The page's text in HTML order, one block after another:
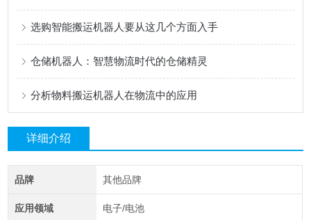
选购智能搬运机器人要从这几个方面入手
仓储机器人：智慧物流时代的仓储精灵
分析物料搬运机器人在物流中的应用
详细介绍
品牌 其他品牌
应用领域 电子/电池